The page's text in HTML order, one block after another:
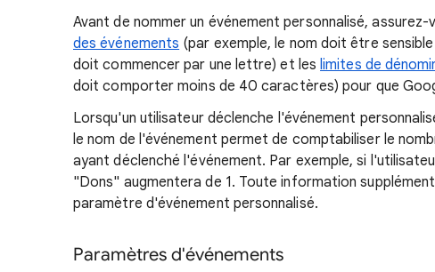
Avant de nommer un événement personnalisé,
des événements (par exemple, le nom doit être
doit commencer par une lettre) et leslimites de
doit comporter moins de 40 caractères) pour que
Lorsqu'un utilisateur déclenche l'événement
le nom de l'événement permet de comptabiliser le
ayant déclenché l'événement. Par exemple, si
"Dons" augmentera de 1. Toute information
paramètre d'événement personnalisé.
Paramètres d'événements